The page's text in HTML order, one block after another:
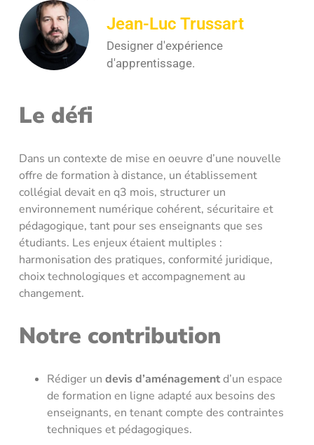
Jean-Luc Trussart
Designer d'expérience
d'apprentissage.
Le défi
Dans un contexte de mise en oeuvre d’une nouvelle
offre de formation à distance, un établissement
collégial devait en q3 mois, structurer un
environnement numérique cohérent, sécuritaire et
pédagogique, tant pour ses enseignants que ses
étudiants. Les enjeux étaient multiples :
harmonisation des pratiques, conformité juridique,
choix technologiques et accompagnement au
changement.
Notre contribution
Rédiger un devis d’aménagementd’un espace
de formation en ligne adapté aux besoins des
enseignants, en tenant compte des contraintes
techniques et pédagogiques.